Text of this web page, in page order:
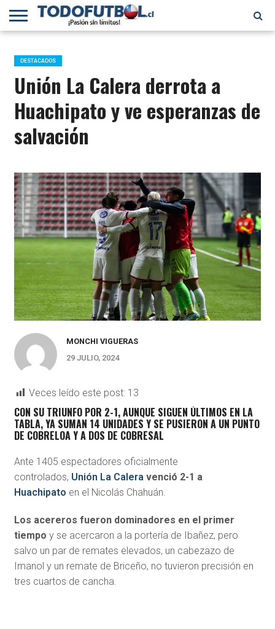
PRIMERA
B
SELECCIÓN
CHILENA
CHILENOS
EN EL
MUNDO
FÚTBOL
INTERNACIONAL
DESTACADOS
Unión La Calera derrota a
Huachipato y ve esperanzas de
salvación
MONCHI VIGUERAS
29 JULIO, 2024
Veces leído este post: 13
CON SU TRIUNFO POR 2-1, AUNQUE SIGUEN ÚLTIMOS EN LA
TABLA, YA SUMAN 14 UNIDADES Y SE PUSIERON A UN PUNTO
DE COBRELOA Y A DOS DE COBRESAL
Ante 1405 espectadores oficialmente
controlados, Unión La Caleravenció 2-1 a
Huachipato en el Nicolás Chahuán.
Los acereros fueron dominadores en el primer
tiempo y se acercaron a la portería de Ibañez, pero
salvo un par de remates elevados, un cabezazo de
Imanol y un remate de Briceño, no tuvieron precisión en
tres cuartos de cancha.